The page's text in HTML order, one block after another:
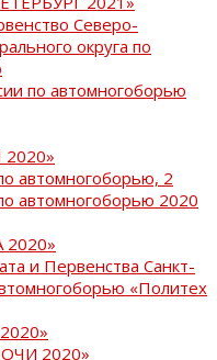
Северо-
округа по
по автомногоборью
2020»
автомногоборью, 2
автомногоборью 2020
и Первенства Санкт-
«Политех
2020»